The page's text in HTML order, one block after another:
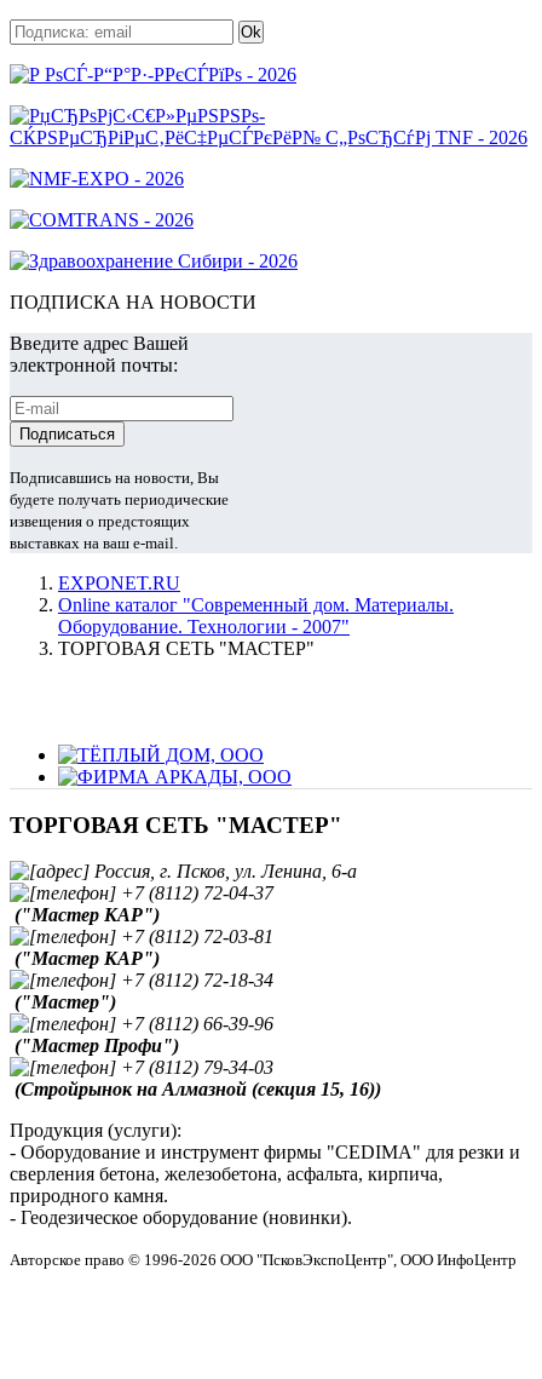
ПОДПИСКА НА НОВОСТИ
Введите адрес Вашей
электронной почты:
Подписавшись на новости, Вы
будете получать периодические
извещения о предстоящих
выставках на ваш e-mail.
EXPONET.RU
Online каталог "Современный дом. Материалы.
Оборудование. Технологии - 2007"
ТОРГОВАЯ СЕТЬ "МАСТЕР"
ТОРГОВАЯ СЕТЬ "МАСТЕР"
Россия, г. Псков, ул. Ленина, 6-а
+7 (8112) 72-04-37
("Мастер КАР")
+7 (8112) 72-03-81
("Мастер КАР")
+7 (8112) 72-18-34
("Мастер")
+7 (8112) 66-39-96
("Мастер Профи")
+7 (8112) 79-34-03
(Стройрынок на Алмазной (секция 15, 16))
Продукция (услуги):
- Оборудование и инструмент фирмы "CEDIMA" для резки и
сверления бетона, железобетона, асфальта, кирпича,
природного камня.
- Геодезическое оборудование (новинки).
Авторское право © 1996-2026 ООО "ПсковЭкспоЦентр", ООО ИнфоЦентр